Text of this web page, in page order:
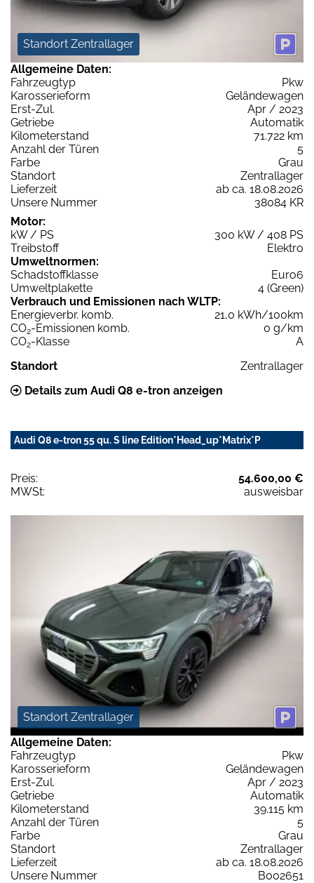
Standort Zentrallager
Allgemeine Daten:
Fahrzeugtyp
Pkw
Karosserieform
Geländewagen
Erst-Zul.
Apr / 2023
Getriebe
Automatik
Kilometerstand
71.722 km
Anzahl der Türen
5
Farbe
Grau
Standort
Zentrallager
Lieferzeit
ab ca. 18.08.2026
Unsere Nummer
38084 KR
Motor:
kW / PS
300 kW / 408 PS
Treibstoff
Elektro
Umweltnormen:
Schadstoffklasse
Euro6
Umweltplakette
4 (Green)
Verbrauch und Emissionen nach WLTP:
Energieverbr. komb.
21,0 kWh/100km
CO2-Emissionen komb.
0 g/km
CO2-Klasse
A
Standort
Zentrallager
Details zum Audi Q8 e-tron anzeigen
Audi Q8 e-tron 55 qu. S line Edition*Head_up*Matrix*P
Preis:
54.600,00 €
MWSt:
ausweisbar
Standort Zentrallager
Allgemeine Daten:
Fahrzeugtyp
Pkw
Karosserieform
Geländewagen
Erst-Zul.
Apr / 2023
Getriebe
Automatik
Kilometerstand
39.115 km
Anzahl der Türen
5
Farbe
Grau
Standort
Zentrallager
Lieferzeit
ab ca. 18.08.2026
Unsere Nummer
B002651